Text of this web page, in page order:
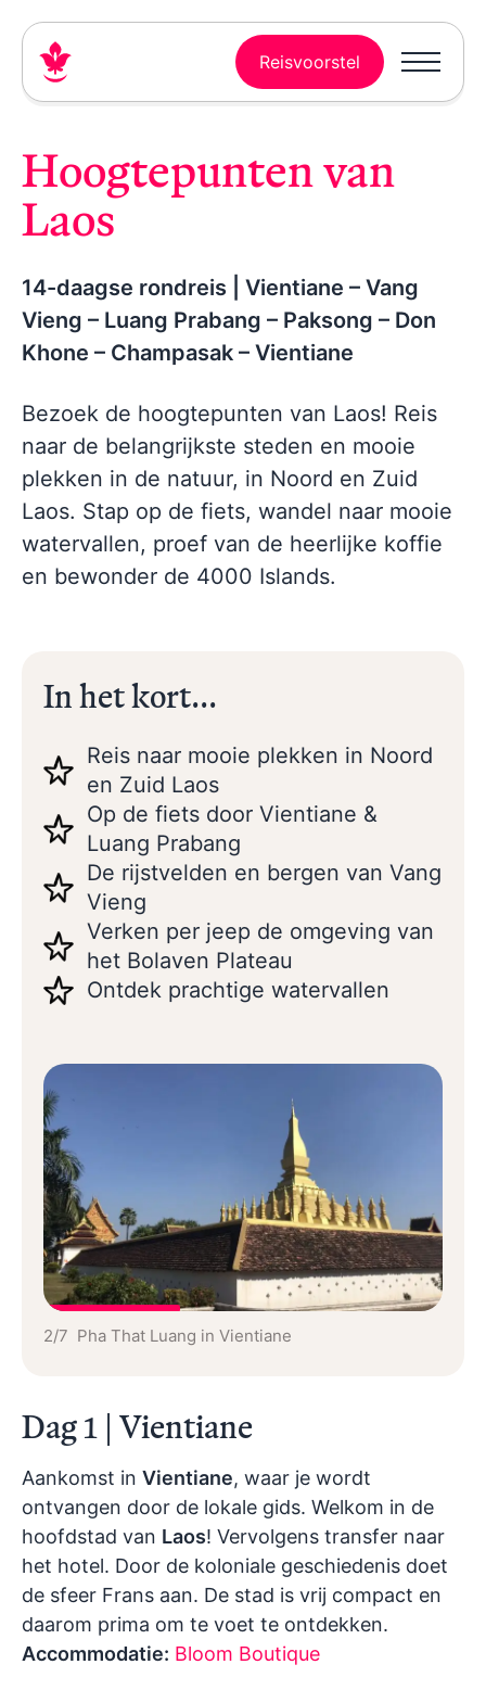
Reisvoorstel
Hoogtepunten van
Laos
14-daagse rondreis | Vientiane – Vang
Vieng – Luang Prabang – Paksong – Don
Khone – Champasak – Vientiane
Bezoek de hoogtepunten van Laos! Reis
naar de belangrijkste steden en mooie
plekken in de natuur, in Noord en Zuid
Laos. Stap op de fiets, wandel naar mooie
watervallen, proef van de heerlijke koffie
en bewonder de 4000 Islands.
In het kort...
Reis naar mooie plekken in Noord
en Zuid Laos
Op de fiets door Vientiane &
Luang Prabang
De rijstvelden en bergen van Vang
Vieng
Verken per jeep de omgeving van
het Bolaven Plateau
Ontdek prachtige watervallen
2/7 Pha That Luang in Vientiane
Dag 1 | Vientiane
Aankomst in Vientiane, waar je wordt
ontvangen door de lokale gids. Welkom in de
hoofdstad van Laos! Vervolgens transfer naar
het hotel. Door de koloniale geschiedenis doet
de sfeer Frans aan. De stad is vrij compact en
daarom prima om te voet te ontdekken.
Accommodatie: Bloom Boutique